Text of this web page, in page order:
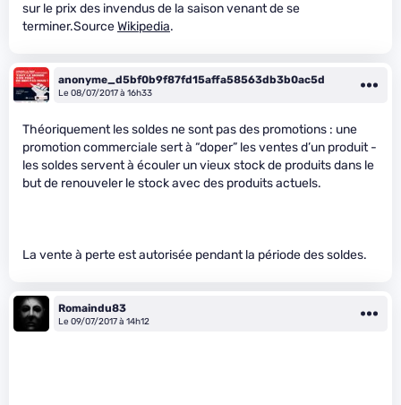
sur le prix des invendus de la saison venant de se
terminer.SourceWikipedia.
anonyme_d5bf0b9f87fd15affa58563db3b0ac5d
Le 08/07/2017 à 16h33
Théoriquement les soldes ne sont pas des promotions : une
promotion commerciale sert à “doper” les ventes d’un produit -
les soldes servent à écouler un vieux stock de produits dans le
but de renouveler le stock avec des produits actuels.
La vente à perte est autorisée pendant la période des soldes.
Romaindu83
Le 09/07/2017 à 14h12